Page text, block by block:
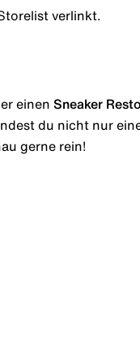
verlinkt.
einen Sneaker
du nicht nur
gerne rein!